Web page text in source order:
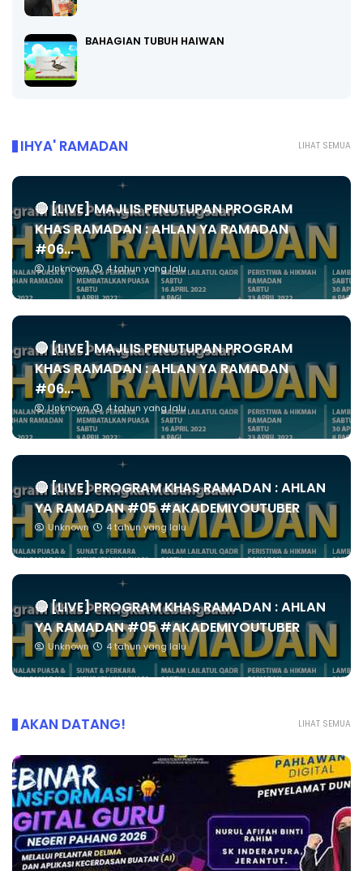
BAHAGIAN TUBUH HAIWAN
LIHAT SEMUA
IHYA' RAMADAN
🔴 [LIVE] MAJLIS PENUTUPAN PROGRAM
KHAS RAMADAN : AHLAN YA RAMADAN
#06...
Unknown 4 tahun yang lalu
🔴 [LIVE] MAJLIS PENUTUPAN PROGRAM
KHAS RAMADAN : AHLAN YA RAMADAN
#06...
Unknown 4 tahun yang lalu
🔴 [LIVE] PROGRAM KHAS RAMADAN : AHLAN
YA RAMADAN #05 #AKADEMIYOUTUBER
Unknown 4 tahun yang lalu
🔴 [LIVE] PROGRAM KHAS RAMADAN : AHLAN
YA RAMADAN #05 #AKADEMIYOUTUBER
Unknown 4 tahun yang lalu
LIHAT SEMUA
AKAN DATANG!